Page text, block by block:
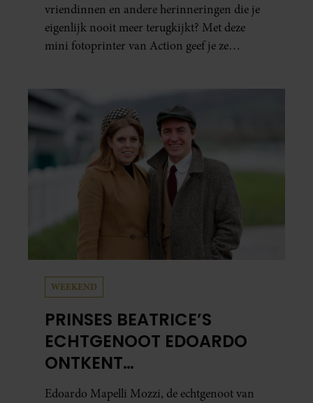
vriendinnen en andere herinneringen die je
eigenlijk nooit meer terugkijkt? Met deze
mini fotoprinter van Action geef je ze
al in handen.
WEEKEND
PRINSES BEATRICE’S
ECHTGENOOT EDOARDO
ONTKENT
HUWELIJKSPROBLEMEN
Edoardo Mapelli Mozzi, de echtgenoot van